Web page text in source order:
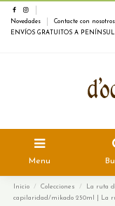
Novedades
Contacte con nosotros
ENVÍOS GRATUITOS A
Menu
Inicio Colecciones La ruta
capilaridad/mikado 250ml | La